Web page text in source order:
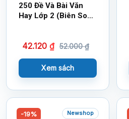
250 Đề Và Bài Văn
Hay Lớp 2 (Biên Soạn
42.120 ₫ 52.000₫
Xem sách
-19% Newshop